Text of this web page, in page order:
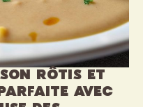
rôtis et
avec